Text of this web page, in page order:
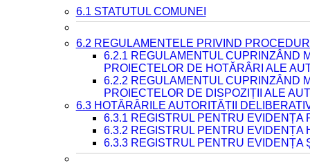
6.1 STATUTUL COMUNEI
6.2 REGULAMENTELE PRIVIND
6.2.1 REGULAMENTUL CUPRINZÂND
PROIECTELOR DE HOTĂRÂRI ALE
6.2.2 REGULAMENTUL CUPRINZÂND
PROIECTELOR DE DISPOZIȚII ALE
6.3 HOTĂRÂRILE AUTORITĂȚII
6.3.1 REGISTRUL PENTRU EVIDENȚA
6.3.2 REGISTRUL PENTRU EVIDENȚA
6.3.3 REGISTRUL PENTRU EVIDENȚA